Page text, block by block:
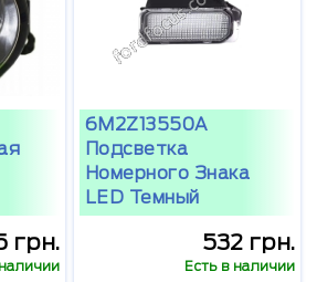
грн.
6M2Z13550A
Подсветка
Номерного Знака
LED Темный
532 грн.
Есть в наличии